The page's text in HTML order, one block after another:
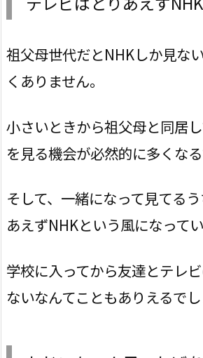
祖父母世代だとNHKしか見な
くありません。
小さいときから祖父母と同居
を見る機会が必然的に多くなる
そして、一緒になって見てる
あえずNHKという風になってい
学校に入ってから友達とテレ
ないなんてこともありえるでし